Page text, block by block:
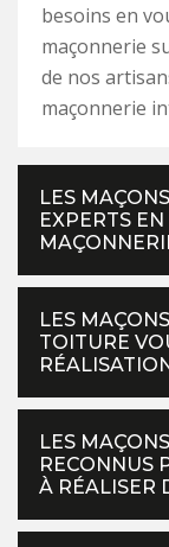
besoins en
maçonnerie
de nos
maçonnerie
LES
EXPERTS
LES
TOITURE
LES
RECONNUS
À RÉALISER